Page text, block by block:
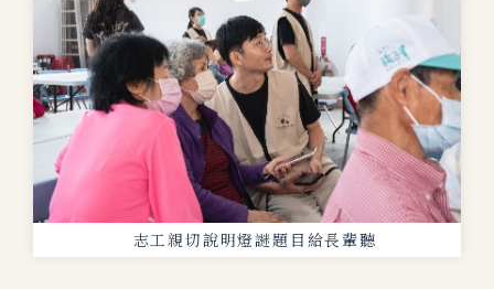
志工親切說明燈謎題目給長輩聽